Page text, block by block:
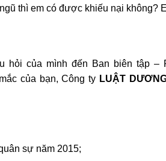
thì em có được khiếu nại không?
hỏi của mình đến Ban biên tập –
của bạn, Công ty LUẬT
sự năm 2015;